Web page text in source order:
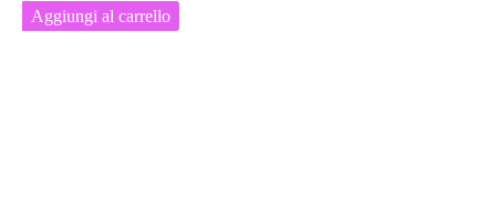
Aggiungi al carrello